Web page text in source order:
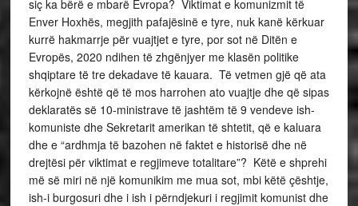
siç ka bërë e mbarë Evropa? Viktimat e komunizmit të
Enver Hoxhës, megjith pafajësinë e tyre, nuk kanë kërkuar
kurrë hakmarrje për vuajtjet e tyre, por sot në Ditën e
Evropës, 2020 ndihen të zhgënjyer me klasën politike
shqiptare të tre dekadave të kauara. Të vetmen gjë që ata
kërkojnë është që të mos harrohen ato vuajtje dhe që sipas
deklaratës së 10-ministrave të jashtëm të 9 vendeve ish-
komuniste dhe Sekretarit amerikan të shtetit, që e kaluara
dhe e “ardhmja të bazohen në faktet e historisë dhe në
drejtësi për viktimat e regjimeve totalitare”? Këtë e shprehi
më së miri në një komunikim me mua sot, mbi këtë çështje,
ish-i burgosuri dhe i ish i përndjekuri i regjimit komunist dhe